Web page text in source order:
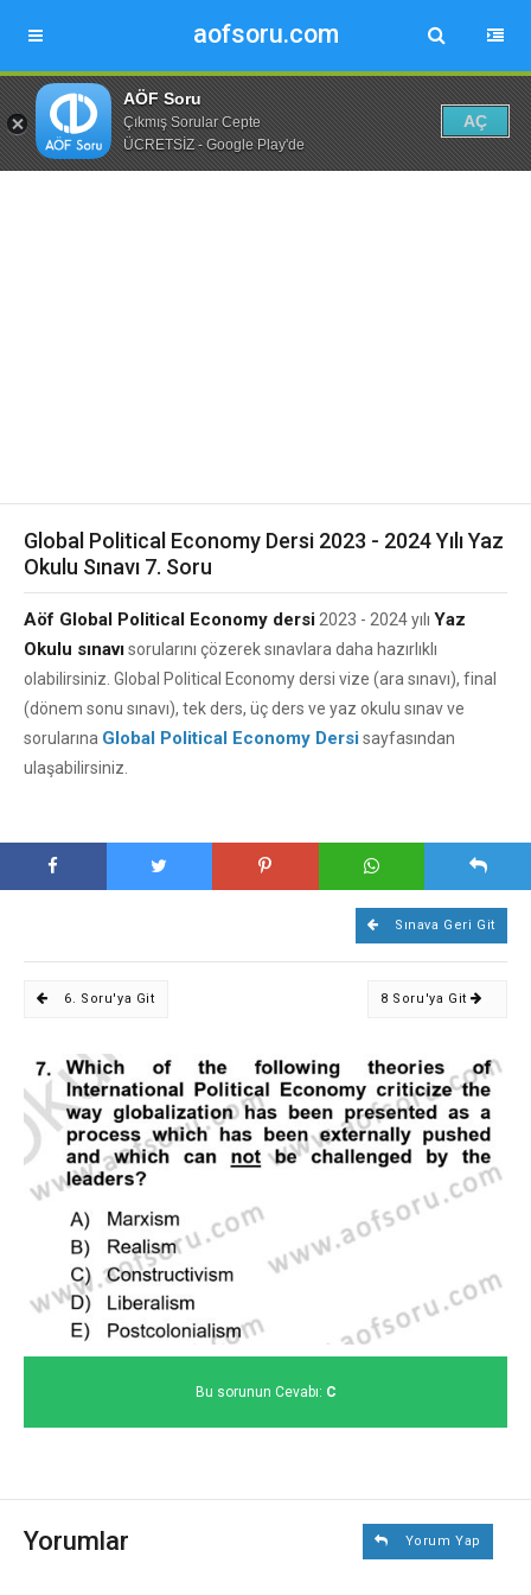
aofsoru.com
AÖF Soru
Çıkmış Sorular Cepte
ÜCRETSİZ - Google Play'de
AÇ
Global Political Economy Dersi 2023 - 2024 Yılı Yaz
Okulu Sınavı 7. Soru
Aöf Global Political Economy dersi 2023 - 2024 yılı Yaz
Okulu sınavısorularını çözerek sınavlara daha hazırlıklı
olabilirsiniz. Global Political Economy dersi vize (ara sınavı), final
(dönem sonu sınavı), tek ders, üç ders ve yaz okulu sınav ve
sorularına Global Political Economy Dersisayfasından
ulaşabilirsiniz.
Sınava Geri Git
6. Soru'ya Git 8 Soru'ya Git
Bu sorunun Cevabı: C
Yorumlar Yorum Yap